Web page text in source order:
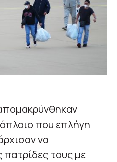
που επλήγη
να
τους με